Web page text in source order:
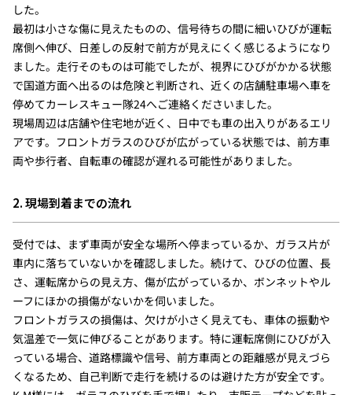
した。
最初は小さな傷に見えたものの、信号待ちの間に細いひびが運転
席側へ伸び、日差しの反射で前方が見えにくく感じるようになり
ました。走行そのものは可能でしたが、視界にひびがかかる状態
で国道方面へ出るのは危険と判断され、近くの店舗駐車場へ車を
停めてカーレスキュー隊24へご連絡くださいました。
現場周辺は店舗や住宅地が近く、日中でも車の出入りがあるエリ
アです。フロントガラスのひびが広がっている状態では、前方車
両や歩行者、自転車の確認が遅れる可能性がありました。
2. 現場到着までの流れ
受付では、まず車両が安全な場所へ停まっているか、ガラス片が
車内に落ちていないかを確認しました。続けて、ひびの位置、長
さ、運転席からの見え方、傷が広がっているか、ボンネットやル
ーフにほかの損傷がないかを伺いました。
フロントガラスの損傷は、欠けが小さく見えても、車体の振動や
気温差で一気に伸びることがあります。特に運転席側にひびが入
っている場合、道路標識や信号、前方車両との距離感が見えづら
くなるため、自己判断で走行を続けるのは避けた方が安全です。